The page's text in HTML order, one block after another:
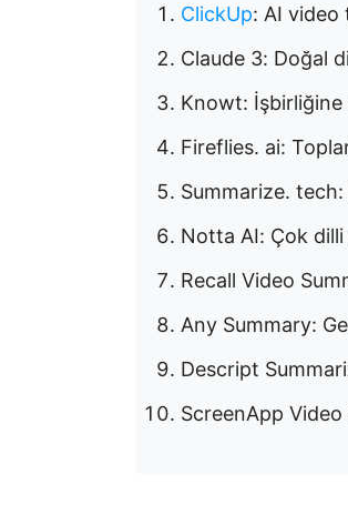
ClickUp: AI video
Claude 3: Doğal
Knowt: İşbirliğine
Fireflies. ai:
Summarize. tech:
Notta AI: Çok
Recall Video
Any Summary:
Descript
ScreenApp Video